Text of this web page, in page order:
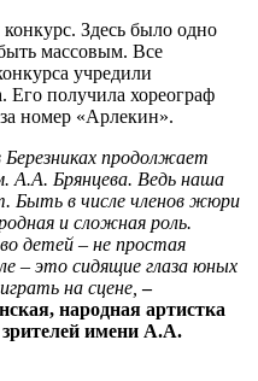
Здесь было одно
массовым. Все
учредили
Его получила хореограф
номер «Арлекин».
продолжает
А.А. Брянцева. Ведь наша
Быть в числе членов жюри
и сложная роль.
детей – не простая
– это сидящие глаза юных
на сцене,–
народная артистка
имени А.А.